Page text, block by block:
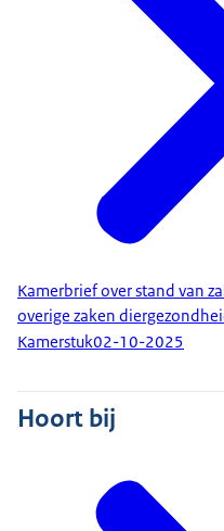
Kamerbrief over stand van
overige zaken
Kamerstuk02-10-2025
Hoort bij